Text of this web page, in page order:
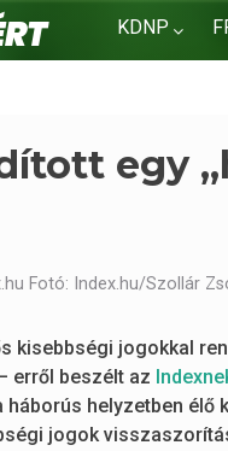
KDNP
egy
Fotó: Index.hu/Szollár
jogokkal
erről beszélt az
helyzetben élő
jogok